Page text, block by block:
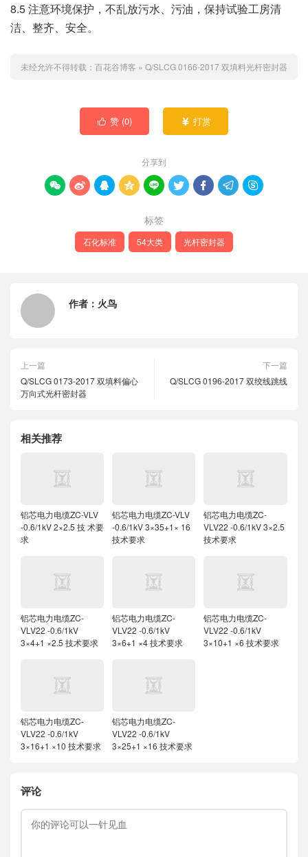
8.5 注意环境保护，不乱放污水、污油，保持试验工房清
洁、整齐、安全。
未经允许不得转载： 百花谷博客 » Q/SLCG 0166-2017 双填料光杆密封器
 赞 (0)  打赏
分享到
        
标签
石化标准 54大类 光杆密封器
作者： 火鸟
上一篇
Q/SLCG 0173-2017 双填料偏心
万向式光杆密封器
下一篇
Q/SLCG 0196-2017 双绞线跳线
相关推荐
铝芯电力电缆ZC-VLV
-0.6/1kV 2×2.5 技 术要
求
铝芯电力电缆ZC-VLV
-0.6/1kV 3×35+1× 16
技术要求
铝芯电力电缆ZC-
VLV22 -0.6/1kV 3×2.5
技术要求
铝芯电力电缆ZC-
VLV22 -0.6/1kV
3×4+1 ×2.5 技术要求
铝芯电力电缆ZC-
VLV22 -0.6/1kV
3×6+1 ×4 技术要求
铝芯电力电缆ZC-
VLV22 -0.6/1kV
3×10+1 ×6 技术要求
铝芯电力电缆ZC-
VLV22 -0.6/1kV
3×16+1 ×10 技术要求
铝芯电力电缆ZC-
VLV22 -0.6/1kV
3×25+1 ×16 技术要求
评论